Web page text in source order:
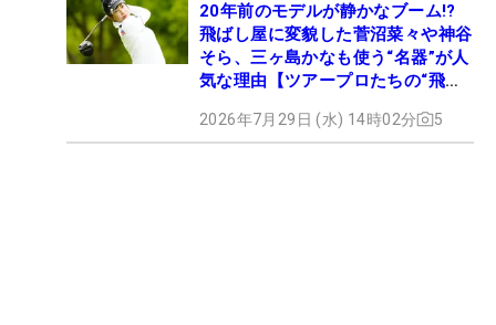
20年前のモデルが静かなブーム!?
飛ばし屋に変貌した菅沼菜々や神谷
そら、三ヶ島かなも使う“名器”が人
気な理由【ツアープロたちの“飛ば
2026年7月29日 (水) 14時02分 5